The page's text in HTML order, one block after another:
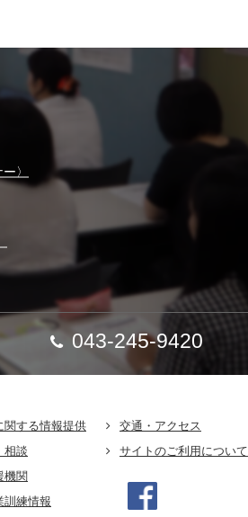
〉
043-245-9420
関する情報提供
相談
機関
訓練情報
交通・アクセス
サイトのご利用について